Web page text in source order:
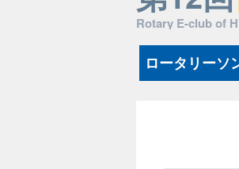
Rotary E-club of
ロータリーソ